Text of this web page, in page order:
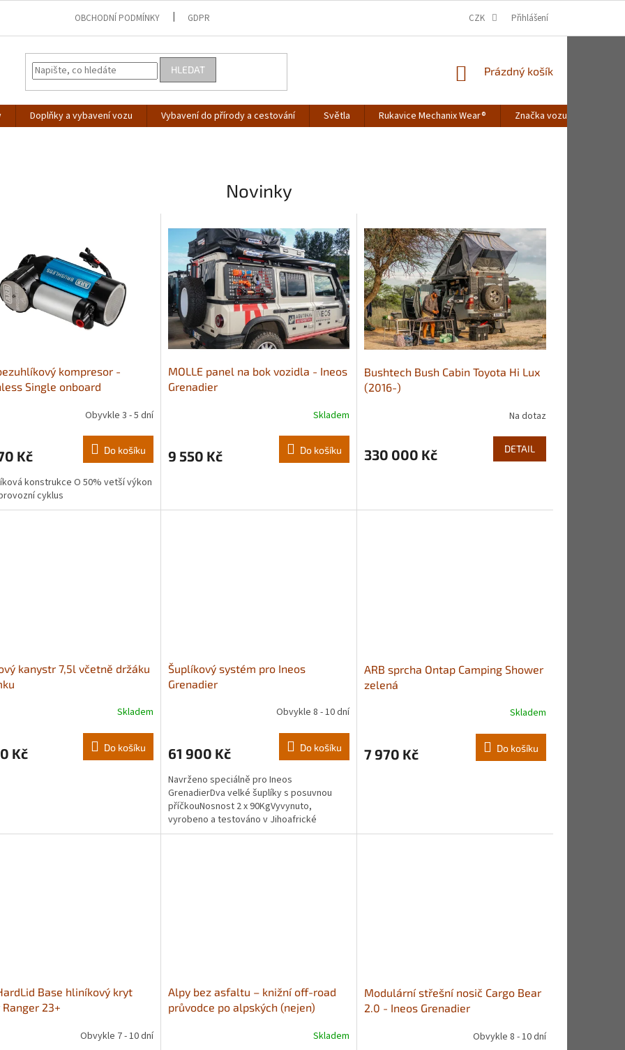
OBCHODNÍ PODMÍNKY GDPR CZK Přihlášení
HLEDAT
NÁKUPNÍ
Prázdný košík
Doplňky a vybavení vozu Vybavení do přírody a cestování Světla Rukavice Mechanix Wear® Značka vozu
Novinky
kompresor -
Single onboard
Obyvkle 3 - 5 dní
Kč Do košíku
konstrukce O 50% vetší výkon
cyklus
MOLLE panel na bok vozidla - Ineos
Grenadier
Skladem
9 550 Kč Do košíku
Bushtech Bush Cabin Toyota Hi Lux
(2016-)
Na dotaz
330 000 Kč DETAIL
kanystr 7,5l včetně držáku
Skladem
Kč Do košíku
Šuplíkový systém pro Ineos
Grenadier
je
z
5
hvězdiček.
Obvykle 8 - 10 dní
61 900 Kč Do košíku
Navrženo speciálně pro Ineos
GrenadierDva velké šuplíky s posuvnou
příčkouNosnost 2 x 90KgVyvynuto,
vyrobeno a testováno v Jihoafrické
Republice
ARB sprcha Ontap Camping Shower
zelená
Skladem
7 970 Kč Do košíku
Base hliníkový kryt
23+
Obvykle 7 - 10 dní
Alpy bez asfaltu – knižní off-road
průvodce po alpských (nejen)
Skladem
Modulární střešní nosič Cargo Bear
2.0 - Ineos Grenadier
Obvykle 8 - 10 dní